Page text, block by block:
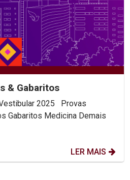
& Gabaritos
2025 Provas
LER MAIS